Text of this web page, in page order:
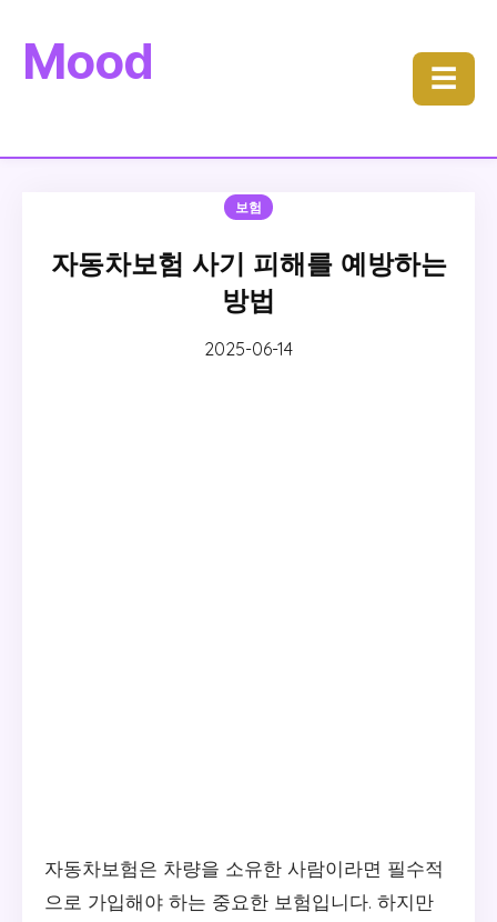
Mood ☰
보험
자동차보험 사기 피해를 예방하는
방법
2025-06-14
자동차보험은 차량을 소유한 사람이라면 필수적
으로 가입해야 하는 중요한 보험입니다. 하지만